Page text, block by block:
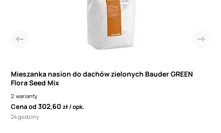
Mieszanka nasion do dachów zielonych Bauder GREEN
Flora Seed Mix
2 warianty
Cena od302,60zł opk.
24 godziny